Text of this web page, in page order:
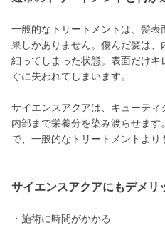
一般的なトリートメントは、髪
果しかありません。傷んだ髪は
細ってしまった状態。表面だけ
ぐに失われてしまいます。
サイエンスアクアは、キューテ
内部まで栄養分を染み渡らせま
で、一般的なトリートメントより
サイエンスアクアにもデメリ
・施術に時間がかかる